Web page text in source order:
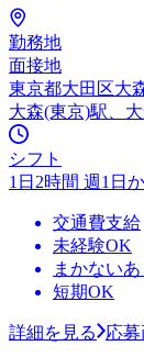
勤務地
面接地
東京都大田区大
大森(東京)駅、
シフト
1日2時間 週1日
交通費支給
未経験OK
まかないあ
短期OK
詳細を見る 応